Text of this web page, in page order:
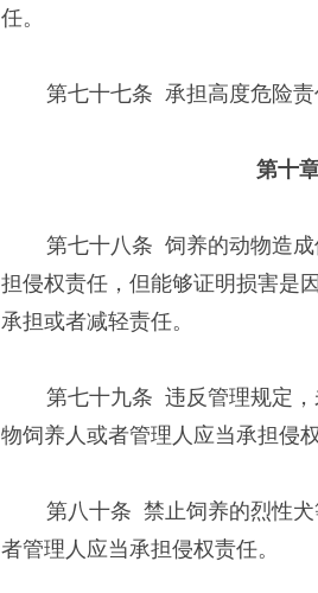
任。
第七十七条 承担高度危险责
第十
第七十八条 饲养的动物造成
担侵权责任，但能够证明损害是
承担或者减轻责任。
第七十九条 违反管理规定，
物饲养人或者管理人应当承担侵
第八十条 禁止饲养的烈性犬
者管理人应当承担侵权责任。